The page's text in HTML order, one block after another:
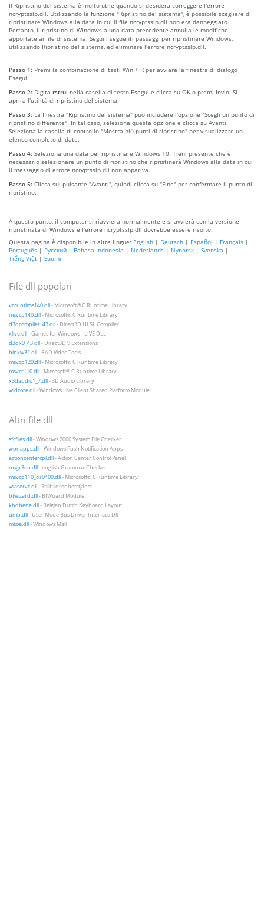
Il Ripristino del sistema è molto utile quando si desidera correggere l'errore
ncryptsslp.dll. Utilizzando la funzione "Ripristino del sistema", è possibile scegliere di
ripristinare Windows alla data in cui il file ncryptsslp.dll non era danneggiato.
Pertanto, il ripristino di Windows a una data precedente annulla le modifiche
apportate ai file di sistema. Segui i seguenti passaggi per ripristinare Windows,
utilizzando Ripristino del sistema, ed eliminare l'errore ncryptsslp.dll.
Passo 1: Premi la combinazione di tasti Win + R per avviare la finestra di dialogo
Esegui.
Passo 2: Digita rstrui nella casella di testo Esegui e clicca su OK o premi Invio. Si
aprirà l'utilità di ripristino del sistema.
Passo 3: La finestra "Ripristino del sistema" può includere l'opzione "Scegli un punto di
ripristino differente". In tal caso, seleziona questa opzione e clicca su Avanti.
Seleziona la casella di controllo "Mostra più punti di ripristino" per visualizzare un
elenco completo di date.
Passo 4: Seleziona una data per ripristinare Windows 10. Tieni presente che è
necessario selezionare un punto di ripristino che ripristinerà Windows alla data in cui
il messaggio di errore ncryptsslp.dll non appariva.
Passo 5: Clicca sul pulsante "Avanti", quindi clicca su "Fine" per confermare il punto di
ripristino.
A questo punto, il computer si riavvierà normalmente e si avvierà con la versione
ripristinata di Windows e l'errore ncryptsslp.dll dovrebbe essere risolto.
Questa pagina è disponibile in altre lingue: English | Deutsch | Español | Français |
Português | Русский | Bahasa Indonesia | Nederlands | Nynorsk | Svenska |
Tiếng Việt | Suomi
File dll popolari
vcruntime140.dll- Microsoft® C Runtime Library
msvcp140.dll- Microsoft® C Runtime Library
d3dcompiler_43.dll- Direct3D HLSL Compiler
xlive.dll- Games for Windows - LIVE DLL
d3dx9_43.dll- Direct3D 9 Extensions
binkw32.dll- RAD Video Tools
msvcp120.dll- Microsoft® C Runtime Library
msvcr110.dll- Microsoft® C Runtime Library
x3daudio1_7.dll- 3D Audio Library
wldcore.dll- Windows Live Client Shared Platform Module
Altri file dll
sfcfiles.dll- Windows 2000 System File Checker
wpnapps.dll- Windows Push Notification Apps
actioncentercpl.dll- Action Center Control Panel
msgr3en.dll- english Grammar Checker
msvcp110_clr0400.dll- Microsoft® C Runtime Library
wiaservc.dll- Stillbildsenhetstjänst
btwizard.dll- BtWizard Module
kbdbene.dll- Belgian Dutch Keyboard Layout
umb.dll- User Mode Bus Driver Interface Dll
msoe.dll- Windows Mail